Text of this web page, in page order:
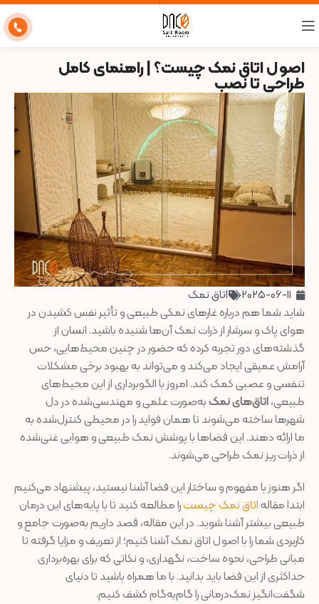
اصول اتاق نمک چیست؟ | راهنمای کامل
طراحی تا نصب
2025-06-11
اتاق نمک
شاید شما هم درباره غارهای نمکی طبیعی و تأثیر نفس کشیدن در
هوای پاک و سرشار از ذرات نمک آن‌ها شنیده باشید. انسان از
گذشته‌های دور تجربه کرده که حضور در چنین محیط‌هایی، حس
آرامش عمیقی ایجاد می‌کند و می‌تواند به بهبود برخی مشکلات
تنفسی و عصبی کمک کند. امروز با الگوبرداری از این محیط‌های
طبیعی،اتاق‌های نمکبه‌صورت علمی و مهندسی‌شده در دل
شهرها ساخته می‌شوند تا همان فواید را در محیطی کنترل‌شده به
ما ارائه دهند. این فضاها با پوشش نمک طبیعی و هوایی غنی‌شده
از ذرات ریز نمک طراحی می‌شوند.
اگر هنوز با مفهوم و ساختار این فضا آشنا نیستید، پیشنهاد می‌کنیم
ابتدا مقالهاتاق نمک چیسترا مطالعه کنید تا با پایه‌های این درمان
طبیعی بیشتر آشنا شوید. در این مقاله، قصد داریم به‌صورت جامع و
کاربردی شما را با اصول اتاق نمک آشنا کنیم؛ از تعریف و مزایا گرفته تا
مبانی طراحی، نحوه ساخت، نگهداری، و نکاتی که برای بهره‌برداری
حداکثری از این فضا باید بدانید. با ما همراه باشید تا دنیای
شگفت‌انگیز نمک‌درمانی را گام‌به‌گام کشف کنیم.